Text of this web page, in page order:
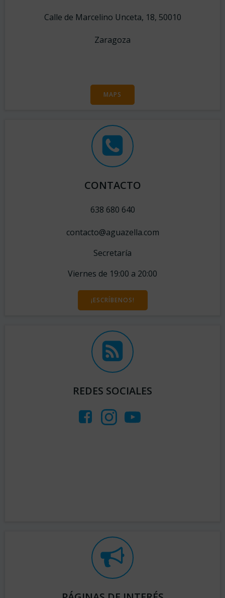
Calle de Marcelino Unceta, 18, 50010
Zaragoza
MAPS
CONTACTO
638 680 640
contacto@aguazella.com
Secretaría
Viernes de 19:00 a 20:00
¡ESCRÍBENOS!
REDES SOCIALES